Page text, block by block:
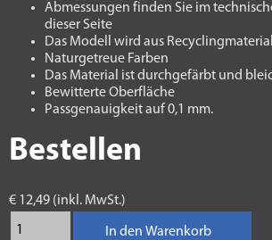
Abmessungen finden Sie im
dieser Seite
Das Modell wird aus
Naturgetreue Farben
Das Material ist durchgefärbt und
Bewitterte Oberfläche
Passgenauigkeit auf 0,1 mm.
Bestellen
€ 12,49 (inkl. MwSt.)
In den Warenkorb